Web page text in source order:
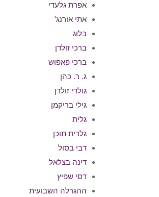
אפרת גלעדי
אתי אורנג'
בלוג
ברכי זולדן
ברכי פאפוש
ג. ר. כהן
גולדי זולדן
גילי בריקמן
גלית
גלרית תוכן
דבי בסול
דינה בצלאל
דסי שפיץ
ההגרלה השבועית